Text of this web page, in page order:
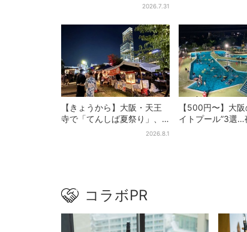
質無料…？値段以上の食事券
2026.7.31
博」、全国34ブ
ソフト」に行列
【きょうから】大阪・天王
寺で「てんしば夏祭り」、
縁日や盆踊り…涼しいスプラ
2026.8.1
【500円〜】大
イトプール”3選…
コラボPR